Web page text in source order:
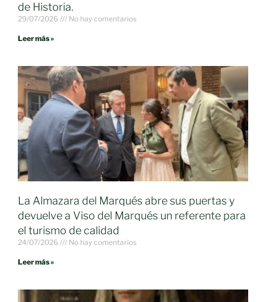
de Historia.
29/07/2026 No hay comentarios
Leer más »
La Almazara del Marqués abre sus puertas y
devuelve a Viso del Marqués un referente para
el turismo de calidad
24/07/2026 No hay comentarios
Leer más »